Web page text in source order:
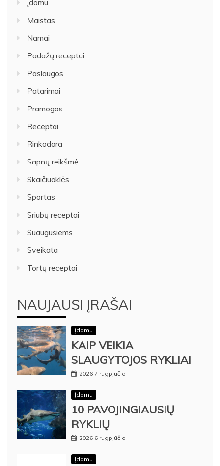
Įdomu
Maistas
Namai
Padažų receptai
Paslaugos
Patarimai
Pramogos
Receptai
Rinkodara
Sapnų reikšmė
Skaičiuoklės
Sportas
Sriubų receptai
Suaugusiems
Sveikata
Tortų receptai
NAUJAUSI ĮRAŠAI
Įdomu
KAIP VEIKIA
SLAUGYTOJOS RYKLIAI
2026 7 rugpjūčio
Įdomu
10 PAVOJINGIAUSIŲ
RYKLIŲ
2026 6 rugpjūčio
Įdomu